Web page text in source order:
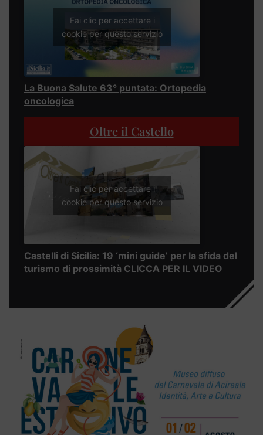
Fai clic per accettare i
cookie per questo servizio
La Buona Salute 63° puntata: Ortopedia
oncologica
Oltre il Castello
Fai clic per accettare i
cookie per questo servizio
Castelli di Sicilia: 19 ‘mini guide’ per la sfida del
turismo di prossimità CLICCA PER IL VIDEO